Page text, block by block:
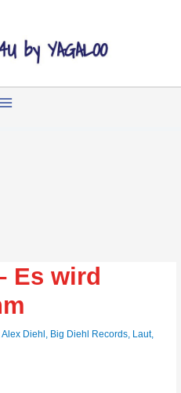
Es wird
,Alex Diehl Big Diehl Records Laut,